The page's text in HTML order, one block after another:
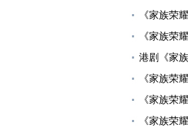
《家族荣
《家族荣
港剧《家
《家族荣
《家族荣
《家族荣